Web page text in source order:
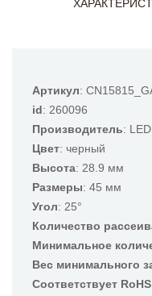
Артикул:
id: 260096
Производитель:
Цвет: черный
Высота: 28.9 мм
Размеры: 45 мм
Угол: 25°
Количество
Минимальное
Вес минимального
Соответствует